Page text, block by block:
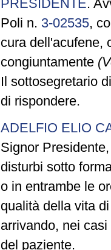
PRESIDENTE.
Poli n. 3-02535,
cura dell'acufene,
congiuntamente
Il sottosegretario
di rispondere.
ADELFIO ELIO
Signor
disturbi sotto
o in entrambe le
qualità della vita
arrivando, nei
del paziente.